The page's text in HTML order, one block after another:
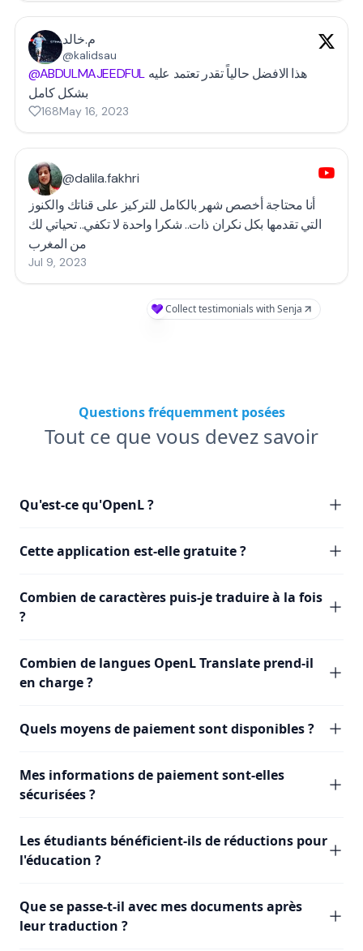
م.خالد
@kalidsau
@ABDULMAJEEDFUL
بشكل كامل
168May 16, 2023
@dalila.fakhri
أنا محتاجة أخصص شهر بالكامل للتركيز على قناتك والكنوز
التي تقدمها بكل نكران ذات.. شكرا واحدة لا تكفي.. تحياتي لك
من المغرب
Jul 9, 2023
Collect testimonials with Senja
Questions fréquemment posées
Tout ce que vous devez savoir
Qu'est-ce qu'OpenL ?
Cette application est-elle gratuite ?
Combien de caractères puis-je traduire à la fois
?
Combien de langues OpenL Translate prend-il
en charge ?
Quels moyens de paiement sont disponibles ?
Mes informations de paiement sont-elles
sécurisées ?
Les étudiants bénéficient-ils de réductions pour
l'éducation ?
Que se passe-t-il avec mes documents après
leur traduction ?